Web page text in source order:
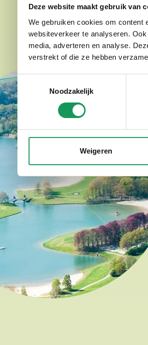
Deze website maakt gebruik van
We gebruiken cookies om content
websiteverkeer te analyseren.
media, adverteren en analyse.
verstrekt of die ze hebben
Toestemmingsselectie
Noodzakelijk
Weigeren